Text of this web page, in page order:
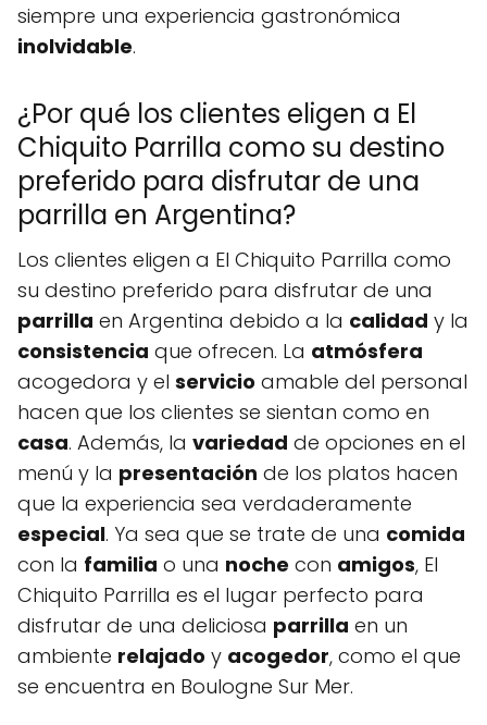
siempre una experiencia gastronómica
inolvidable.
¿Por qué los clientes eligen a El
Chiquito Parrilla como su destino
preferido para disfrutar de una
parrilla en Argentina?
Los clientes eligen a El Chiquito Parrilla como
su destino preferido para disfrutar de una
parrilla en Argentina debido a la calidad y la
consistencia que ofrecen. La atmósfera
acogedora y el servicio amable del personal
hacen que los clientes se sientan como en
casa. Además, la variedad de opciones en el
menú y la presentación de los platos hacen
que la experiencia sea verdaderamente
especial. Ya sea que se trate de una comida
con la familia o una noche con amigos, El
Chiquito Parrilla es el lugar perfecto para
disfrutar de una deliciosa parrilla en un
ambiente relajado y acogedor, como el que
se encuentra en Boulogne Sur Mer.